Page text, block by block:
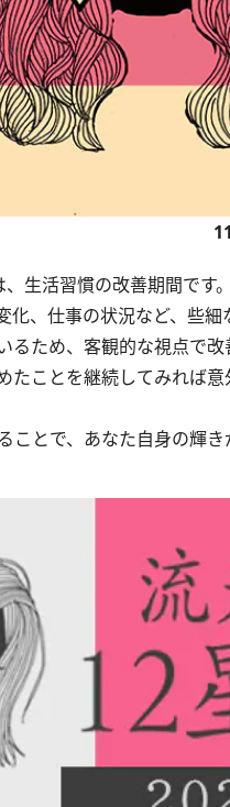
生活習慣の改善期間です
化、仕事の状況など、些
るため、客観的な視点で
たことを継続してみれば
ことで、あなた自身の輝